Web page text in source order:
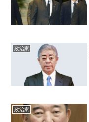
政治家
政治家